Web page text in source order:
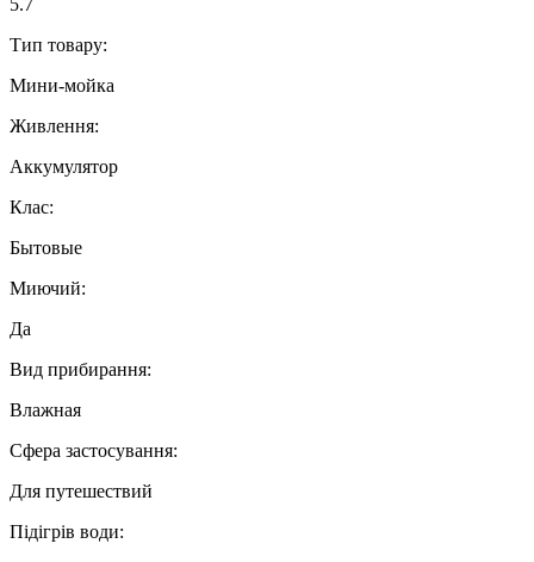
Тип товару:
Мини-мойка
Живлення:
Аккумулятор
Клас:
Бытовые
Миючий:
Да
Вид прибирання:
Влажная
Сфера застосування:
Для путешествий
Підігрів води: